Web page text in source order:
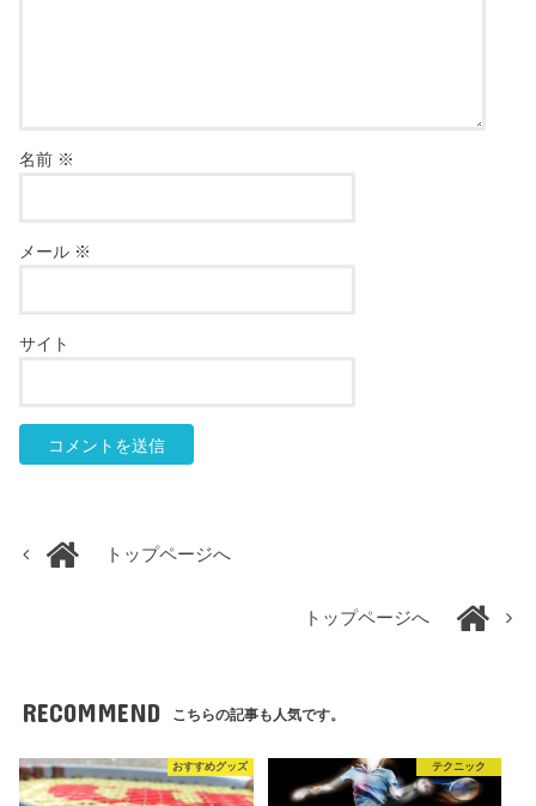
名前 ※
メール ※
サイト
トップページへ
トップページへ
RECOMMEND こちらの記事も人気です。
おすすめグッズ テクニック